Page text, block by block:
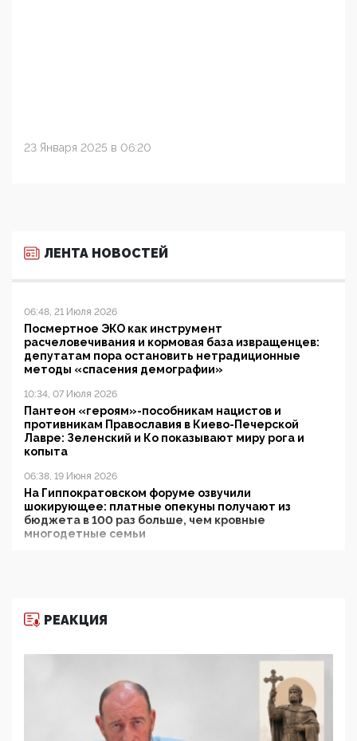
23 Января 2025 в 06:20
ЛЕНТА НОВОСТЕЙ
06:48, 21 Июля 2026
Посмертное ЭКО как инструмент
расчеловечивания и кормовая база извращенцев:
депутатам пора остановить нетрадиционные
методы «спасения демографии»
10:34, 07 Июля 2026
Пантеон «героям»-пособникам нацистов и
противникам Православия в Киево-Печерской
Лавре: Зеленский и Ко показывают миру рога и
копыта
06:38, 19 Июня 2026
На Гиппократовском форуме озвучили
шокирующее: платные опекуны получают из
бюджета в 100 раз больше, чем кровные
многодетные семьи
11:53, 09 Июня 2026
деятельность ИИТО ЮНЕСКО в России, но
цифроглобалисты продолжают определять
повестку в образовании
09:43, 01 Июня 2026
5G за счет здоровья граждан: Минцифры намерено
РЕАКЦИЯ